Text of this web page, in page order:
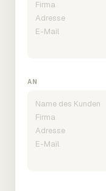
AN